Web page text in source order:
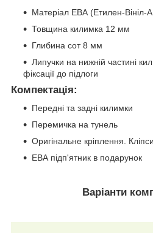
Матеріал ЕВА (Етилен-Вініл-
Товщина килимка 12 мм
Глибина сот 8 мм
Липучки на нижній частині
фіксації до підлоги
Компектація:
Передні та задні килимки
Перемичка на тунель
Оригінальне кріплення.
ЕВА підп'ятник в подарунок
Варіанти